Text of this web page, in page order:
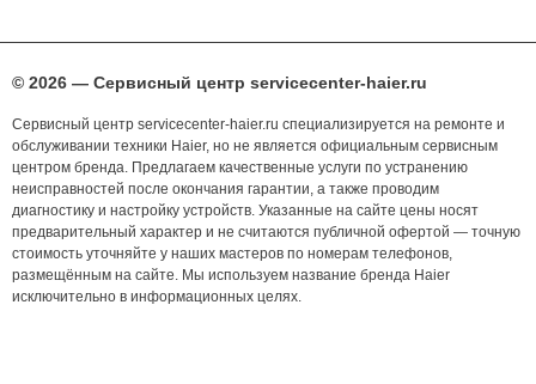
© 2026 — Сервисный центр servicecenter-haier.ru
Сервисный центр servicecenter-haier.ru специализируется на ремонте и
обслуживании техники Haier, но не является официальным сервисным
центром бренда. Предлагаем качественные услуги по устранению
неисправностей после окончания гарантии, а также проводим
диагностику и настройку устройств. Указанные на сайте цены носят
предварительный характер и не считаются публичной офертой — точную
стоимость уточняйте у наших мастеров по номерам телефонов,
размещённым на сайте. Мы используем название бренда Haier
исключительно в информационных целях.